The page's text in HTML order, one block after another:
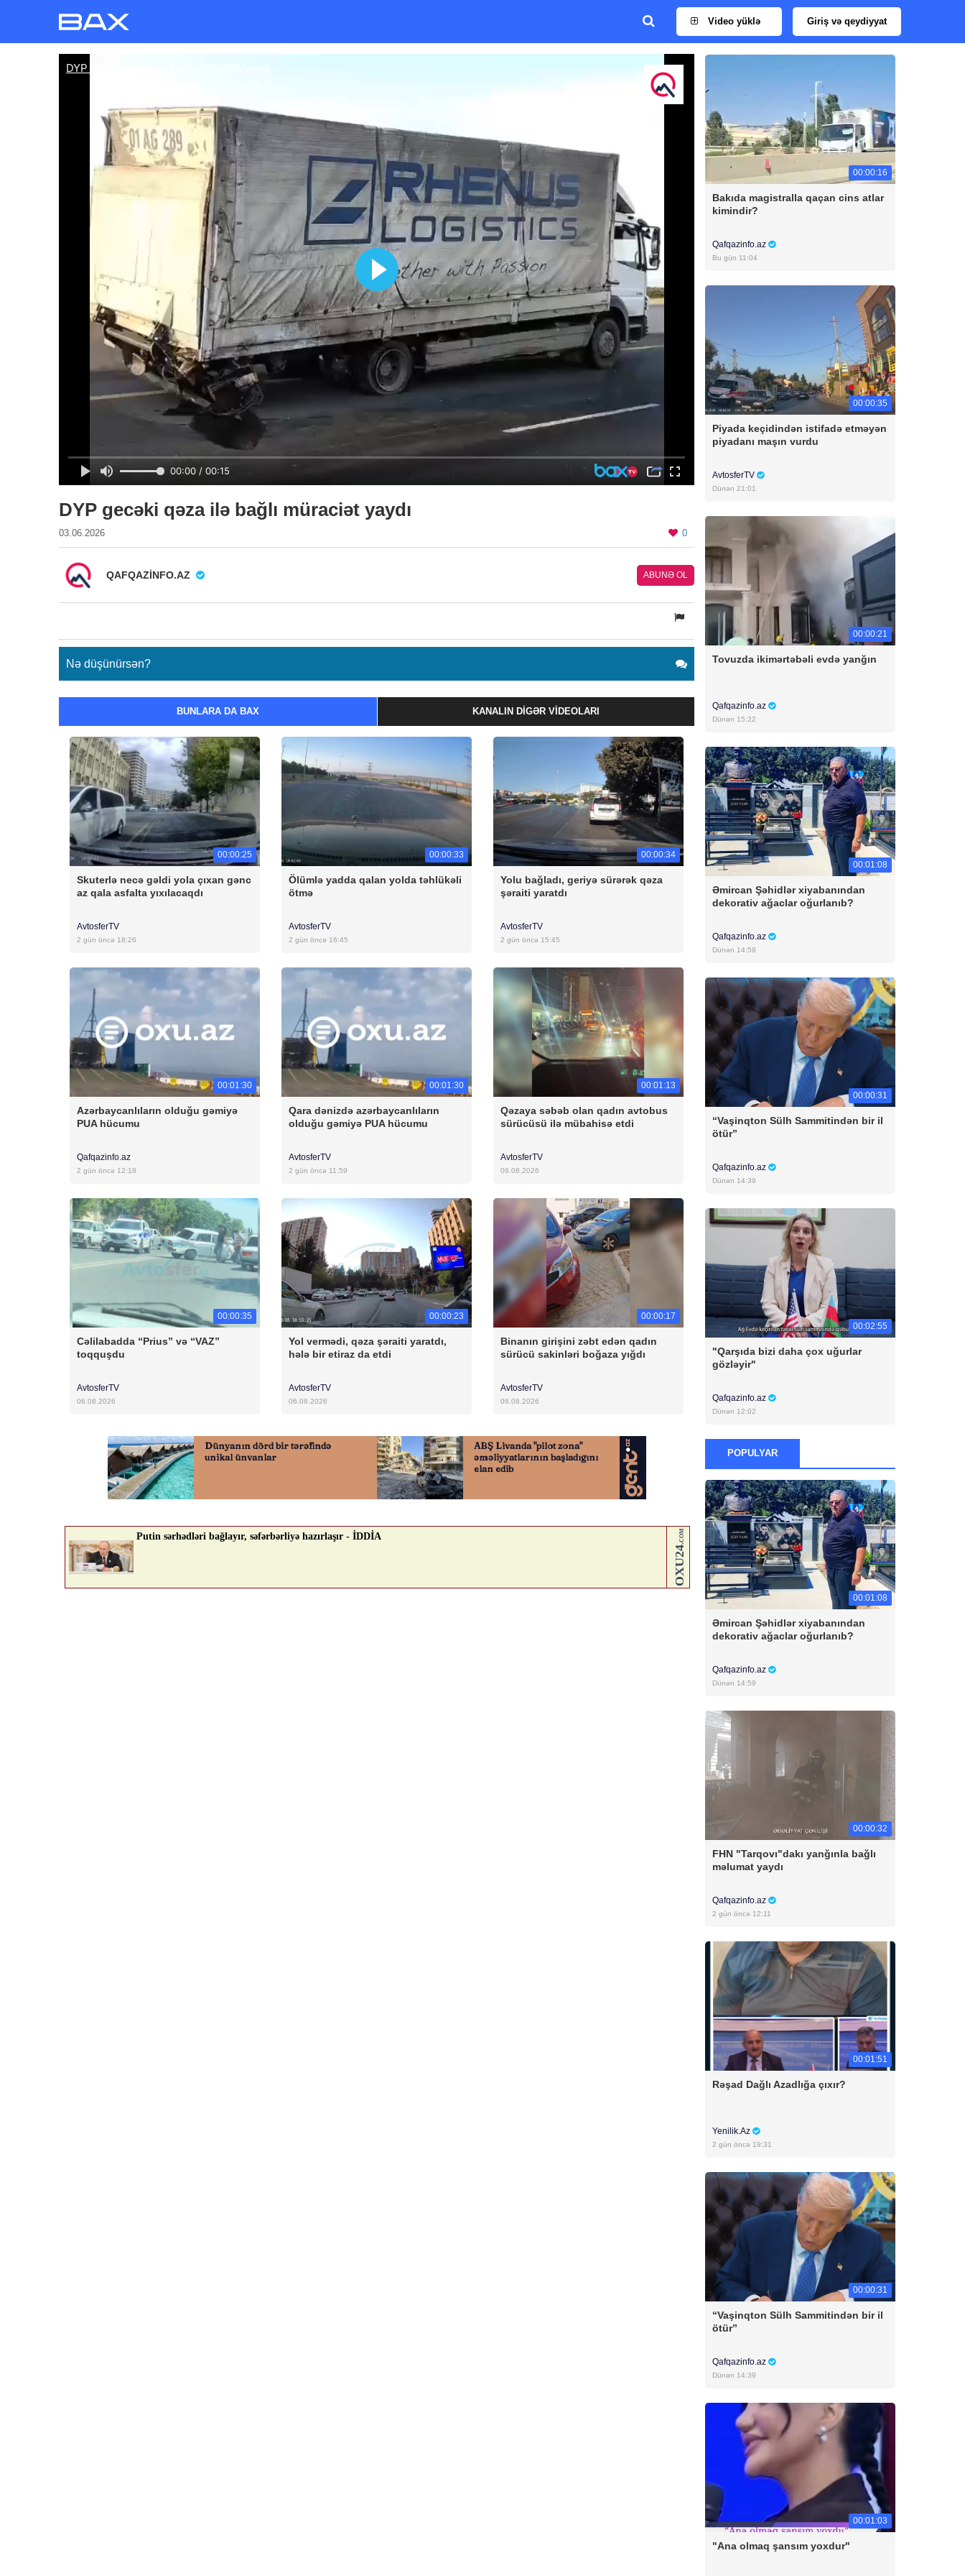
Video yüklə Giriş və qeydiyyat
DYP gecəki qəza ilə bağlı müraciət yaydı
03.06.2026 0
QAFQAZINFO.AZ ABUNƏ OL
Nə düşünürsən?
BUNLARA DA BAX KANALIN DIGƏR VIDEOLARI
00:00:25
Skuterlə necə gəldi yola çıxan gənc
az qala asfalta yıxılacaqdı
AvtosferTV
2 gün öncə 18:26
00:00:33
Ölümlə yadda qalan yolda təhlükəli
ötmə
AvtosferTV
2 gün öncə 16:45
00:00:34
Yolu bağladı, geriyə sürərək qəza
şəraiti yaratdı
AvtosferTV
2 gün öncə 15:45
00:01:30
Azərbaycanlıların olduğu gəmiyə
PUA hücumu
Qafqazinfo.az
2 gün öncə 12:18
00:01:30
Qara dənizdə azərbaycanlıların
olduğu gəmiyə PUA hücumu
AvtosferTV
2 gün öncə 11:59
00:01:13
Qəzaya səbəb olan qadın avtobus
sürücüsü ilə mübahisə etdi
AvtosferTV
06.08.2026
00:00:35
Cəlilabadda “Prius” və “VAZ”
toqquşdu
AvtosferTV
06.08.2026
00:00:23
Yol vermədi, qəza şəraiti yaratdı,
hələ bir etiraz da etdi
AvtosferTV
06.08.2026
00:00:17
Binanın girişini zəbt edən qadın
sürücü sakinləri boğaza yığdı
AvtosferTV
06.08.2026
00:00:16
Bakıda magistralla qaçan cins atlar
kimindir?
Qafqazinfo.az
Bu gün 11:04
00:00:35
Piyada keçidindən istifadə etməyən
piyadanı maşın vurdu
AvtosferTV
Dünən 21:01
00:00:21
Tovuzda ikimərtəbəli evdə yanğın
Qafqazinfo.az
Dünən 15:22
00:01:08
Əmircan Şəhidlər xiyabanından
dekorativ ağaclar oğurlanıb?
Qafqazinfo.az
Dünən 14:59
00:00:31
“Vaşinqton Sülh Sammitindən bir il
ötür”
Qafqazinfo.az
Dünən 14:39
00:02:55
"Qarşıda bizi daha çox uğurlar
gözləyir"
Qafqazinfo.az
Dünən 12:02
POPULYAR
00:01:08
Əmircan Şəhidlər xiyabanından
dekorativ ağaclar oğurlanıb?
Qafqazinfo.az
Dünən 14:59
00:00:32
FHN "Tarqovı"dakı yanğınla bağlı
məlumat yaydı
Qafqazinfo.az
2 gün öncə 12:11
00:01:51
Rəşad Dağlı Azadlığa çıxır?
Yenilik.Az
2 gün öncə 19:31
00:00:31
“Vaşinqton Sülh Sammitindən bir il
ötür”
Qafqazinfo.az
Dünən 14:39
00:01:03
"Ana olmaq şansım yoxdur"